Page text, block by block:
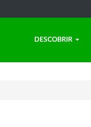
DESCOBRIR